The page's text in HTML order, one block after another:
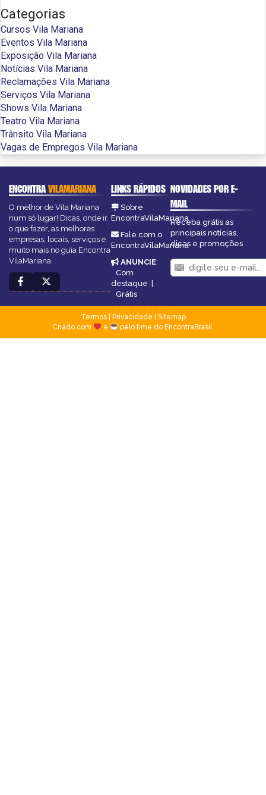
Categorias
Cursos Vila Mariana
Eventos Vila Mariana
Exposição Vila Mariana
Notícias Vila Mariana
Reclamações Vila Mariana
Serviços Vila Mariana
Shows Vila Mariana
Teatro Vila Mariana
Trânsito Vila Mariana
Vagas de Empregos Vila Mariana
ENCONTRAVILAMARIANA
O melhor de Vila Mariana
num só lugar! Dicas, onde ir,
o que fazer, as melhores
empresas, locais, serviços e
muito mais no guia Encontra
VilaMariana.
LINKS RÁPIDOS
Sobre
EncontraVilaMariana
Fale com o
EncontraVilaMariana
ANUNCIE:
Com
destaque |
Grátis
NOVIDADES POR E-
MAIL
Receba grátis as
principais notícias,
dicas e promoções
Termos| Privacidade
Sitemap
Criado com
e pelo time do EncontraBrasil